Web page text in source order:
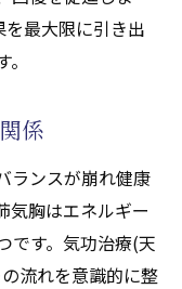
するクンダリ
)の心理的効果
よるストレス軽
最大限に引き出
係
ランスが崩れ健康
気胸はエネルギー
です。気功治療(天
流れを意識的に整